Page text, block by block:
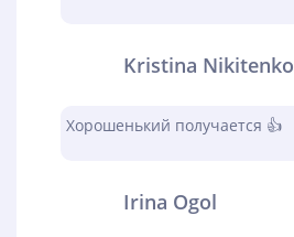
Kristina Nikitenko
Хорошенький получается 👍
Irina Ogol